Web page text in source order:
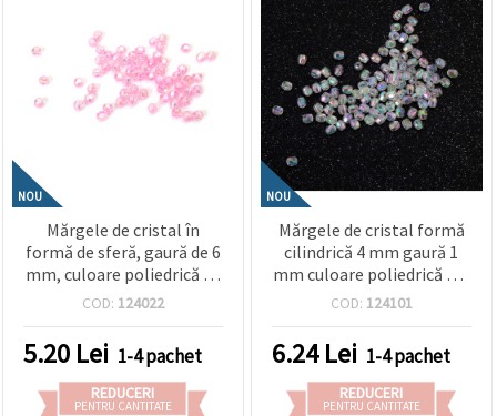
NOU
Mărgele de cristal în
formă de sferă, gaură de 6
mm, culoare poliedrică de
1 mm, roz curcubeu - 20
COD: 124022
5.20 Lei 1-4 pachet
REDUCERI
PENTRU CANTITATE
NOU
Mărgele de cristal formă
cilindrică 4 mm gaură 1
mm culoare poliedrică alb
CURCUBEU -20 grame
COD: 124101
6.24Lei 1-4 pachet
REDUCERI
PENTRU CANTITATE